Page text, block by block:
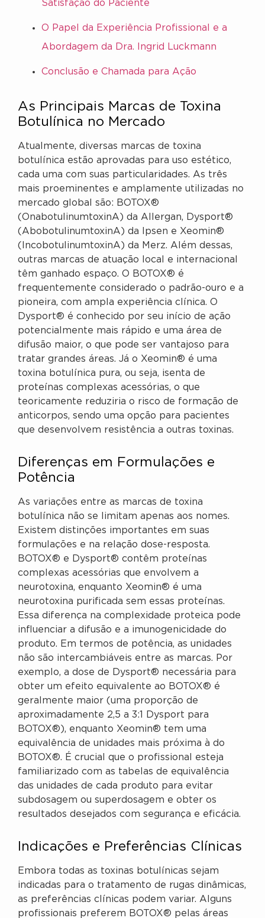
Satisfação do Paciente
O Papel da Experiência Profissional e a
Abordagem da Dra. Ingrid Luckmann
Conclusão e Chamada para Ação
As Principais Marcas de Toxina
Botulínica no Mercado
Atualmente, diversas marcas de toxina
botulínica estão aprovadas para uso estético,
cada uma com suas particularidades. As três
mais proeminentes e amplamente utilizadas no
mercado global são: BOTOX®
(OnabotulinumtoxinA) da Allergan, Dysport®
(AbobotulinumtoxinA) da Ipsen e Xeomin®
(IncobotulinumtoxinA) da Merz. Além dessas,
outras marcas de atuação local e internacional
têm ganhado espaço. O BOTOX® é
frequentemente considerado o padrão-ouro e a
pioneira, com ampla experiência clínica. O
Dysport® é conhecido por seu início de ação
potencialmente mais rápido e uma área de
difusão maior, o que pode ser vantajoso para
tratar grandes áreas. Já o Xeomin® é uma
toxina botulínica pura, ou seja, isenta de
proteínas complexas acessórias, o que
teoricamente reduziria o risco de formação de
anticorpos, sendo uma opção para pacientes
que desenvolvem resistência a outras toxinas.
Diferenças em Formulações e
Potência
As variações entre as marcas de toxina
botulínica não se limitam apenas aos nomes.
Existem distinções importantes em suas
formulações e na relação dose-resposta.
BOTOX® e Dysport® contêm proteínas
complexas acessórias que envolvem a
neurotoxina, enquanto Xeomin® é uma
neurotoxina purificada sem essas proteínas.
Essa diferença na complexidade proteica pode
influenciar a difusão e a imunogenicidade do
produto. Em termos de potência, as unidades
não são intercambiáveis entre as marcas. Por
exemplo, a dose de Dysport® necessária para
obter um efeito equivalente ao BOTOX® é
geralmente maior (uma proporção de
aproximadamente 2,5 a 3:1 Dysport para
BOTOX®), enquanto Xeomin® tem uma
equivalência de unidades mais próxima à do
BOTOX®. É crucial que o profissional esteja
familiarizado com as tabelas de equivalência
das unidades de cada produto para evitar
subdosagem ou superdosagem e obter os
resultados desejados com segurança e eficácia.
Indicações e Preferências Clínicas
Embora todas as toxinas botulínicas sejam
indicadas para o tratamento de rugas dinâmicas,
as preferências clínicas podem variar. Alguns
profissionais preferem BOTOX® pelas áreas